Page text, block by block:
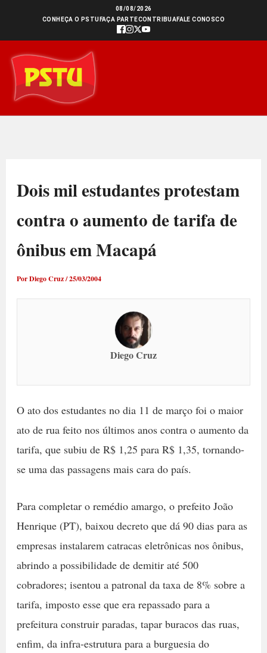
conteúdo
08/08/2026
CONHEÇA O PSTU FAÇA PARTECONTRIBUAFALE CONOSCO
Dois mil estudantes protestam
contra o aumento de tarifa de
ônibus em Macapá
PorDiego Cruz/25/03/2004
Diego Cruz
O ato dos estudantes no dia 11 de março foi o maior
ato de rua feito nos últimos anos contra o aumento da
tarifa, que subiu de R$ 1,25 para R$ 1,35, tornando-
se uma das passagens mais cara do país.
Para completar o remédio amargo, o prefeito João
Henrique (PT), baixou decreto que dá 90 dias para as
empresas instalarem catracas eletrônicas nos ônibus,
abrindo a possibilidade de demitir até 500
cobradores; isentou a patronal da taxa de 8% sobre a
tarifa, imposto esse que era repassado para a
prefeitura construir paradas, tapar buracos das ruas,
enfim, da infra-estrutura para a burguesia do